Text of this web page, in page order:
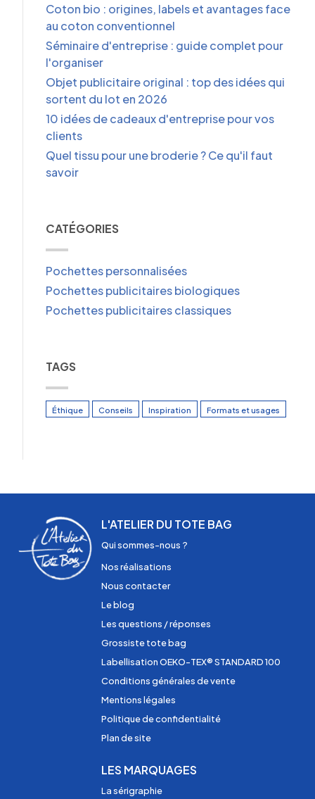
Coton bio : origines, labels et avantages face
au coton conventionnel
Séminaire d'entreprise : guide complet pour
l'organiser
Objet publicitaire original : top des idées qui
sortent du lot en 2026
10 idées de cadeaux d'entreprise pour vos
clients
Quel tissu pour une broderie ? Ce qu'il faut
savoir
CATÉGORIES
Pochettes personnalisées
Pochettes publicitaires biologiques
Pochettes publicitaires classiques
TAGS
Éthique Conseils Inspiration Formats et usages
L'ATELIER DU TOTE BAG
Qui sommes-nous ?
Nos réalisations
Nous contacter
Le blog
Les questions / réponses
Grossiste tote bag
Labellisation OEKO-TEX® STANDARD 100
Conditions générales de vente
Mentions légales
Politique de confidentialité
Plan de site
LES MARQUAGES
La sérigraphie